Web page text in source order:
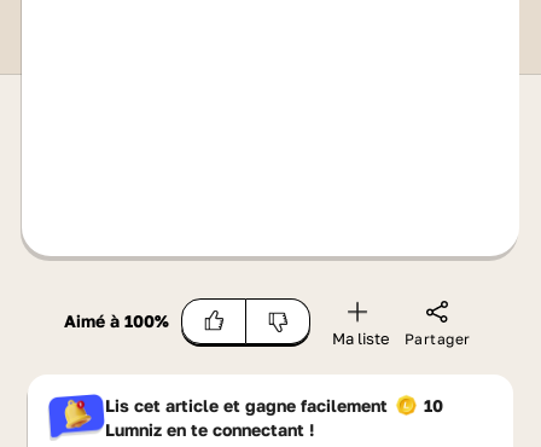
Aimé à 100%
Ma liste Partager
Lis cet article et gagne facilement
10
Lumniz en te connectant !